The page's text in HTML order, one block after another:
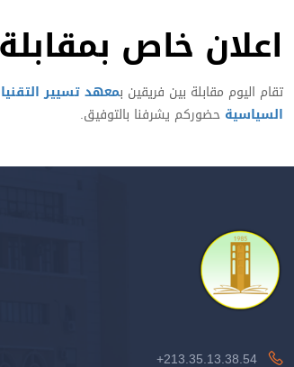
اعلان خاص
تقام اليوم مقابلة بين فريقين بمعهد تسيير
السياسية حضوركم يشرفنا بالتوفيق.
213.35.13.38.54+